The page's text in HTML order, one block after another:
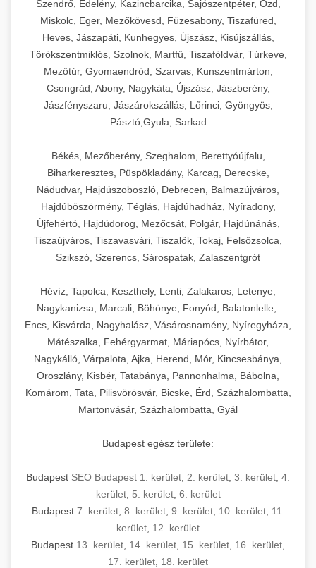
Szendrő, Edelény, Kazincbarcika, Sajószentpéter, Ózd,
Miskolc, Eger, Mezőkövesd, Füzesabony, Tiszafüred,
Heves, Jászapáti, Kunhegyes, Újszász, Kisújszállás,
Törökszentmiklós, Szolnok, Martfű, Tiszaföldvár, Túrkeve,
Mezőtúr, Gyomaendrőd, Szarvas, Kunszentmárton,
Csongrád, Abony, Nagykáta, Újszász, Jászberény,
Jászfényszaru, Jászárokszállás, Lőrinci, Gyöngyös,
Pásztó,Gyula, Sarkad
Békés, Mezőberény, Szeghalom, Berettyóújfalu,
Biharkeresztes, Püspökladány, Karcag, Derecske,
Nádudvar, Hajdúszoboszló, Debrecen, Balmazújváros,
Hajdúböszörmény, Téglás, Hajdúhadház, Nyíradony,
Újfehértó, Hajdúdorog, Mezőcsát, Polgár, Hajdúnánás,
Tiszaújváros, Tiszavasvári, Tiszalök, Tokaj, Felsőzsolca,
Szikszó, Szerencs, Sárospatak, Zalaszentgrót
Hévíz, Tapolca, Keszthely, Lenti, Zalakaros, Letenye,
Nagykanizsa, Marcali, Böhönye, Fonyód, Balatonlelle,
Encs, Kisvárda, Nagyhalász, Vásárosnamény, Nyíregyháza,
Mátészalka, Fehérgyarmat, Máriapócs, Nyírbátor,
Nagykálló, Várpalota, Ajka, Herend, Mór, Kincsesbánya,
Oroszlány, Kisbér, Tatabánya, Pannonhalma, Bábolna,
Komárom, Tata, Pilisvörösvár, Bicske, Érd, Százhalombatta,
Martonvásár, Százhalombatta, Gyál
Budapest egész területe:
Budapest SEO Budapest 1. kerület 2. kerület 3. kerület 4.
kerület, 5. kerület, 6. kerület
Budapest 7. kerület, 8. kerület, 9. kerület, 10. kerület, 11.
kerület 12. kerület
Budapest 13. kerület 14. kerület 15. kerület 16. kerület
17. kerület 18. kerület